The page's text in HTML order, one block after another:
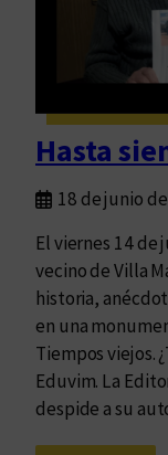
Hasta
18 de junio
El viernes 14
vecino de Villa
historia,
en una
Tiempos viejos.
Eduvim. La
despide a su